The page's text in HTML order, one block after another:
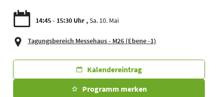
14:45 - 15:30 Uhr Sa. 10. Mai
Tagungsbereich Messehaus - M26 (Ebene -1)
Kalendereintrag
Programm merken